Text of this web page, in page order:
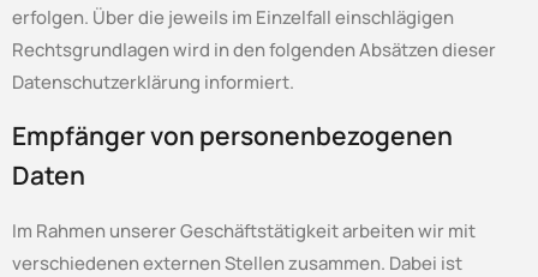
erfolgen. Über die jeweils im Einzelfall einschlägigen
Rechtsgrundlagen wird in den folgenden Absätzen dieser
Datenschutzerklärung informiert.
Empfänger von personenbezogenen
Daten
Im Rahmen unserer Geschäftstätigkeit arbeiten wir mit
verschiedenen externen Stellen zusammen. Dabei ist